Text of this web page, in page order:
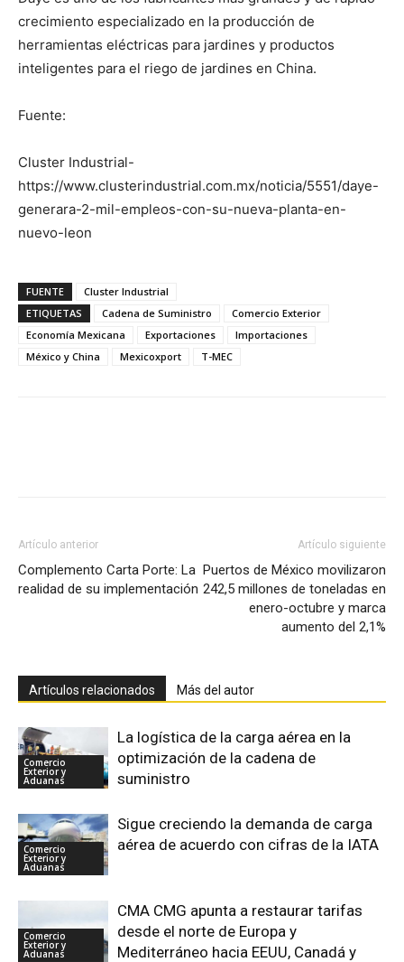
crecimiento especializado en la producción de
herramientas eléctricas para jardines y productos
inteligentes para el riego de jardines en China.
Fuente:
Cluster Industrial-
https://www.clusterindustrial.com.mx/noticia/5551/daye-
generara-2-mil-empleos-con-su-nueva-planta-en-
nuevo-leon
FUENTE
Cluster Industrial
ETIQUETAS
Cadena de Suministro
Comercio Exterior
Economía Mexicana
Exportaciones
Importaciones
México y China
Mexicoxport T-MEC
Artículo anterior
Complemento Carta Porte: La
realidad de su implementación
Artículo siguiente
Puertos de México movilizaron
242,5 millones de toneladas en
enero-octubre y marca
aumento del 2,1%
Artículos relacionados Más del autor
Comercio
Exterior y
Aduanas
La logística de la carga aérea en la
optimización de la cadena de
suministro
Comercio
Exterior y
Aduanas
Sigue creciendo la demanda de carga
aérea de acuerdo con cifras de la IATA
Comercio
Exterior y
Aduanas
CMA CMG apunta a restaurar tarifas
desde el norte de Europa y
Mediterráneo hacia EEUU, Canadá y